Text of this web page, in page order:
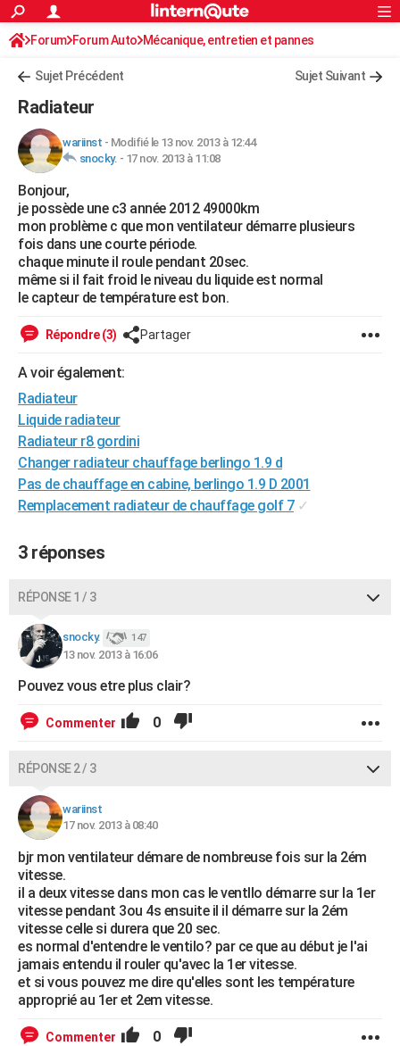
ACTUALITÉS
Politique
Société
Faits Divers
Education
Monde
Villes
+
FINANCE
Retraite
Impôts
Epargne
Immobilier
Risques naturels par ville
Banque
Assurance
Crédit
AUTO
Essais
Réserver un essai
Citadines
Berlines
SUV
Forum auto
+HIGH-TECH
Mobiles
Meilleur smartphone
Internet
Ordinateurs
Jeux vidéo
Guide high-tech
+BRICOLAGE
Forum
Aménagement intérieur
Extérieur
Cuisine
Salle de bains
Jardinage
Rangement
WEEK-END
Guides de France
Escapades
Patrimoine
Expositions
Musées
Week-end nature
Art de vivre
Bien-être
Loisirs
Mode
Modes de vie
Alimentation
Guide de la santé
Maladies
Médicaments
Sommeil
Destinations
City break
Voyage nature
Voyage de noces
Forum
Climat
+PHOTO
GUIDES D'ACHAT
BONS PLANS
Carte de Noël
Carte Bonne année
Carte Saint-Valentin
Carte Pâques
Carte d'anniversaire
DICTIONNAIRE
Dictionnaire
Biographies
Citations
Expressions
Proverbes
PROGRAMME TV
COPAINS D'AVANT
S'inscrire
Se connecter
Lycées
Collèges
Primaires
Universités
Entreprises
Service militaire
Avis de recherche
FORUM
Rechercher
S'inscrire
Connexion
Forum Forum Auto Mécanique, entretien et pannes
Sujet Précédent Sujet Suivant
Radiateur
wariinst - Modifié le 13 nov. 2013 à 12:44
snocky. - 17 nov. 2013 à 11:08
Bonjour,
je possède une c3 année 2012 49000km
mon problème c que mon ventilateur démarre plusieurs
fois dans une courte période.
chaque minute il roule pendant 20sec.
même si il fait froid le niveau du liquide est normal
le capteur de température est bon.
Répondre (3) Partager
A voir également:
Radiateur
Liquide radiateur
Radiateur r8 gordini
Changer radiateur chauffage berlingo 1.9 d
Pas de chauffage en cabine, berlingo 1.9 D 2001
Remplacement radiateur de chauffage golf 7 ✓
3 réponses
RÉPONSE 1 / 3
snocky. 147
13 nov. 2013 à 16:06
Pouvez vous etre plus clair?
Commenter 0
RÉPONSE 2 / 3
wariinst
17 nov. 2013 à 08:40
bjr mon ventilateur démare de nombreuse fois sur la 2ém
vitesse.
il a deux vitesse dans mon cas le ventllo démarre sur la 1er
vitesse pendant 3ou 4s ensuite il il démarre sur la 2ém
vitesse celle si durera que 20 sec.
es normal d'entendre le ventilo? par ce que au début je l'ai
jamais entendu il rouler qu'avec la 1er vitesse.
et si vous pouvez me dire qu'elles sont les température
approprié au 1er et 2em vitesse.
Commenter 0